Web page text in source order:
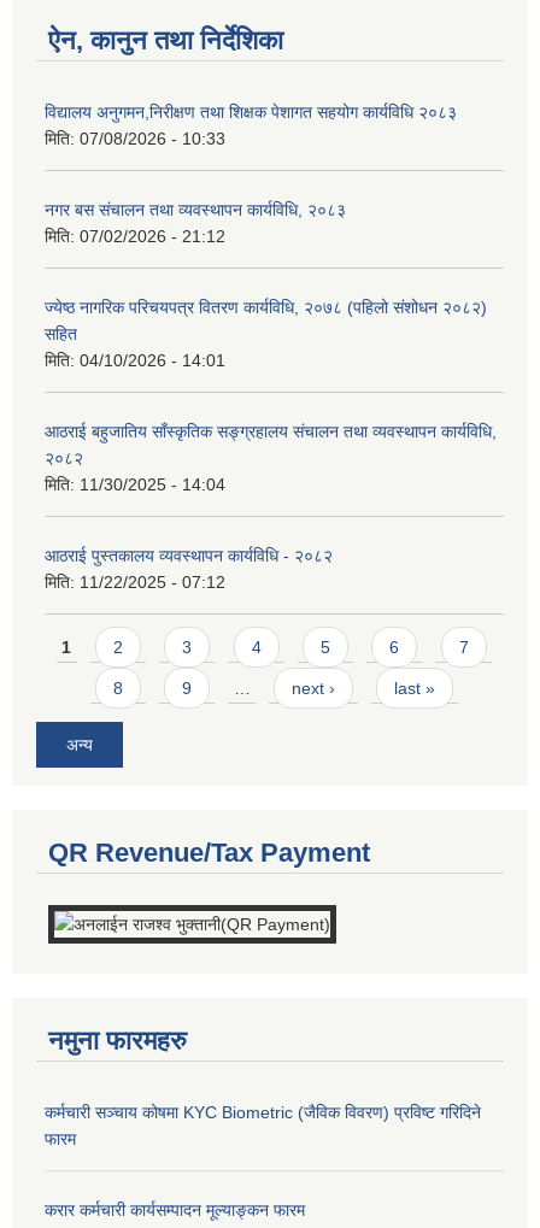
ऐन, कानुन तथा निर्देशिका
विद्यालय अनुगमन,निरीक्षण तथा शिक्षक पेशागत सहयोग कार्यविधि २०८३
मिति: 07/08/2026 - 10:33
नगर बस संचालन तथा व्यवस्थापन कार्यविधि, २०८३
मिति: 07/02/2026 - 21:12
ज्येष्ठ नागरिक परिचयपत्र वितरण कार्यविधि, २०७८ (पहिलो संशोधन २०८२)
सहित
मिति: 04/10/2026 - 14:01
आठराई बहुजातिय साँस्कृतिक सङ्ग्रहालय संचालन तथा व्यवस्थापन कार्यविधि,
२०८२
मिति: 11/30/2025 - 14:04
आठराई पुस्तकालय व्यवस्थापन कार्यविधि - २०८२
मिति: 11/22/2025 - 07:12
Pages
1 2 3 4 5 6 7
8 9 … next › last »
अन्य
QR Revenue/Tax Payment
नमुना फारमहरु
कर्मचारी सञ्चाय कोषमा KYC Biometric (जैविक विवरण) प्रविष्ट गरिदिने
फारम
करार कर्मचारी कार्यसम्पादन मूल्याङ्कन फारम